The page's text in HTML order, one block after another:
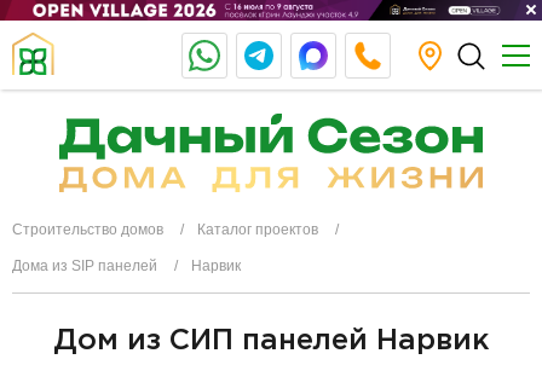
Строительство домов Каталог проектов
Дома из SIP панелей Нарвик
Дом из СИП панелей Нарвик